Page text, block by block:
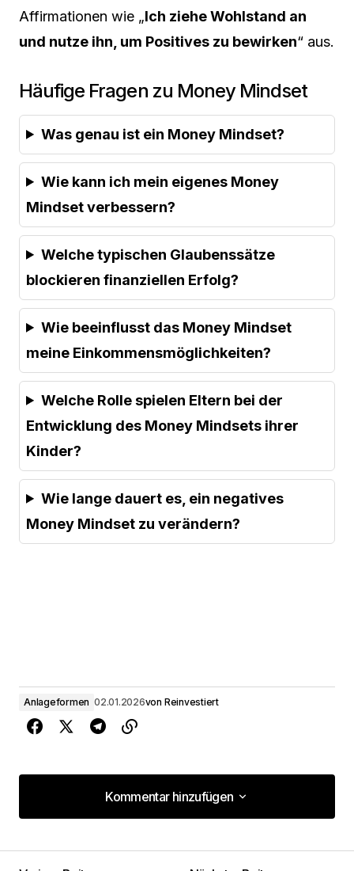
Affirmationen wie „Ich ziehe Wohlstand an
und nutze ihn, um Positives zu bewirken“ aus.
Häufige Fragen zu Money Mindset
Was genau ist ein Money Mindset?
Wie kann ich mein eigenes Money
Mindset verbessern?
Welche typischen Glaubenssätze
blockieren finanziellen Erfolg?
Wie beeinflusst das Money Mindset
meine Einkommensmöglichkeiten?
Welche Rolle spielen Eltern bei der
Entwicklung des Money Mindsets ihrer
Kinder?
Wie lange dauert es, ein negatives
Money Mindset zu verändern?
Anlageformen 02.01.2026von Reinvestiert
Kommentar hinzufügen
Kommentar hinzufügen